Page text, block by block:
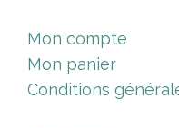
Mon compte
Mon panier
Conditions